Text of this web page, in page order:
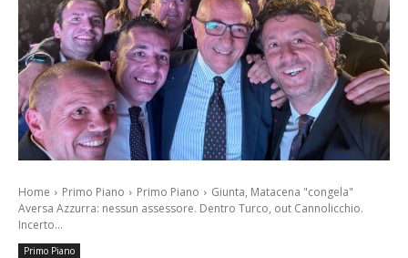
Home Primo Piano Primo Piano
Giunta, Matacena "congela"
Aversa Azzurra: nessun assessore. Dentro Turco, out Cannolicchio.
Incerto...
Primo Piano